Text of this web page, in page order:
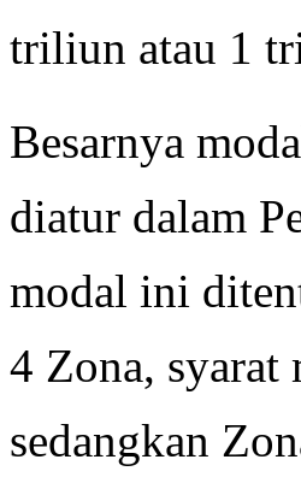
triliun atau 1
Besarnya
diatur dalam
modal ini
4 Zona,
sedangkan